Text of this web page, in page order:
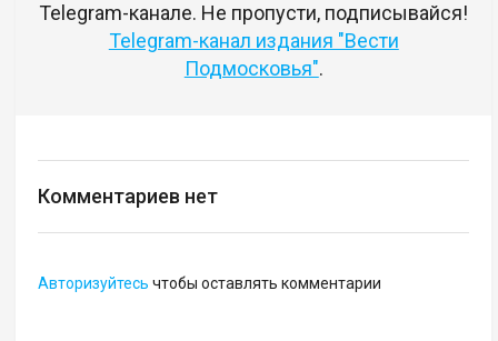
Telegram-канале. Не пропусти, подписывайся!
Telegram-канал издания "Вести
Подмосковья".
Комментариев нет
Авторизуйтесь чтобы оставлять комментарии